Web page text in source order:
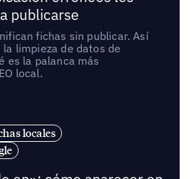
publicarse
fichas sin publicar. Así
limpieza de datos de
es la palanca más
local.
locales